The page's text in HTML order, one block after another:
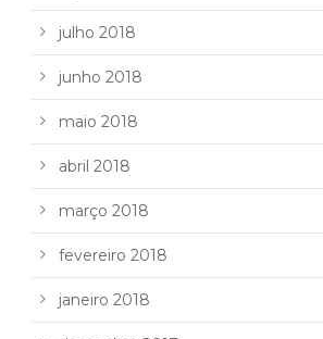
julho 2018
junho 2018
maio 2018
abril 2018
março 2018
fevereiro 2018
janeiro 2018